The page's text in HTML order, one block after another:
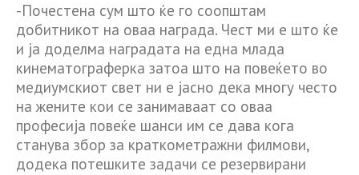
-Почестена сум што ќе го соопштам
добитникот на оваа награда. Чест ми е што ќе
и ја доделма наградата на една млада
кинематограферка затоа што на повеќето во
медиумскиот свет ни е јасно дека многу често
на жените кои се занимаваат со оваа
професија повеќе шанси им се дава кога
станува збор за краткометражни филмови,
додека потешките задачи се резервирани